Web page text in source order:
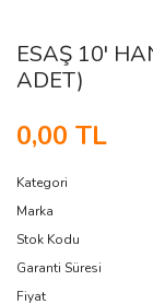
ESAŞ 10'
ADET)
0,00 TL
Kategori
Marka
Stok Kodu
Garanti Süresi
Fiyat